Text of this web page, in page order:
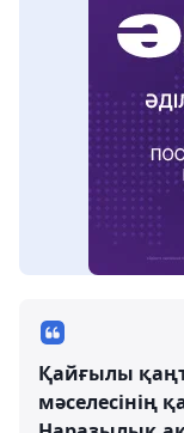
Қайғылы
мәселесінің